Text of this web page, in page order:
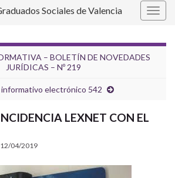
Sociales de Valencia
– BOLETÍN DE NOVEDADES
JURÍDICAS – Nº 219
electrónico 542
LEXNET CON EL
12/04/2019